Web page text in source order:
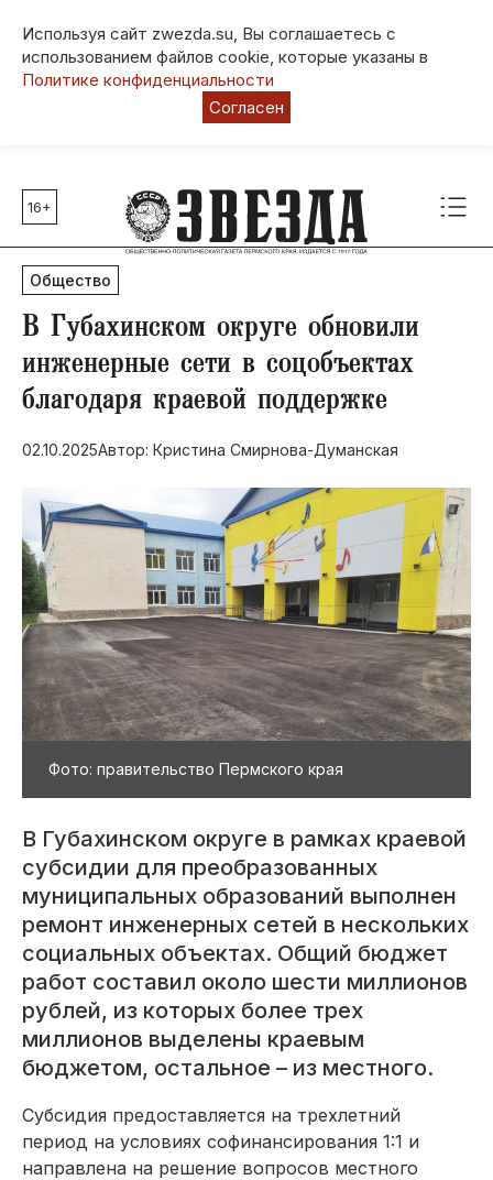
Используя сайт zwezda.su, Вы соглашаетесь с
использованием файлов cookie, которые указаны в
Политике конфиденциальности
Согласен
Главные темы
80 лет Победы
Молодежная столица РФ
СВО
Социальная поддержка
Инфраструктура
Благоустройство
16+
Общество
В Губахинском округе обновили
инженерные сети в соцобъектах
благодаря краевой поддержке
02.10.2025Автор: Кристина Смирнова-Думанская
Фото: правительство Пермского края
В Губахинском округе в рамках краевой
субсидии для преобразованных
муниципальных образований выполнен
ремонт инженерных сетей в нескольких
социальных объектах. Общий бюджет
работ составил около шести миллионов
рублей, из которых более трех
миллионов выделены краевым
бюджетом, остальное – из местного.
Субсидия предоставляется на трехлетний
период на условиях софинансирования 1:1 и
направлена на решение вопросов местного